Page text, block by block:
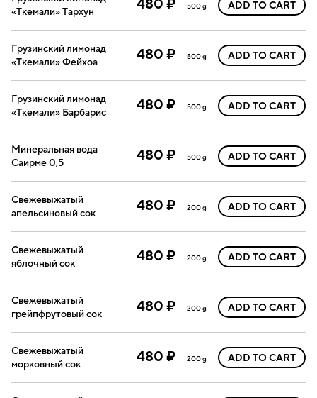
«Ткемали» Тархун
480 ₽ 500 g ADD TO CART
Грузинский лимонад
«Ткемали» Фейхоа
480 ₽ 500 g ADD TO CART
Грузинский лимонад
«Ткемали» Барбарис
480 ₽ 500 g ADD TO CART
Минеральная вода
Саирме 0,5
480 ₽ 500 g ADD TO CART
Свежевыжатый
апельсиновый сок
480 ₽ 200 g ADD TO CART
Свежевыжатый
яблочный сок
480 ₽ 200 g ADD TO CART
Свежевыжатый
грейпфрутовый сок
480 ₽ 200 g ADD TO CART
Свежевыжатый
морковный сок
480 ₽ 200 g ADD TO CART